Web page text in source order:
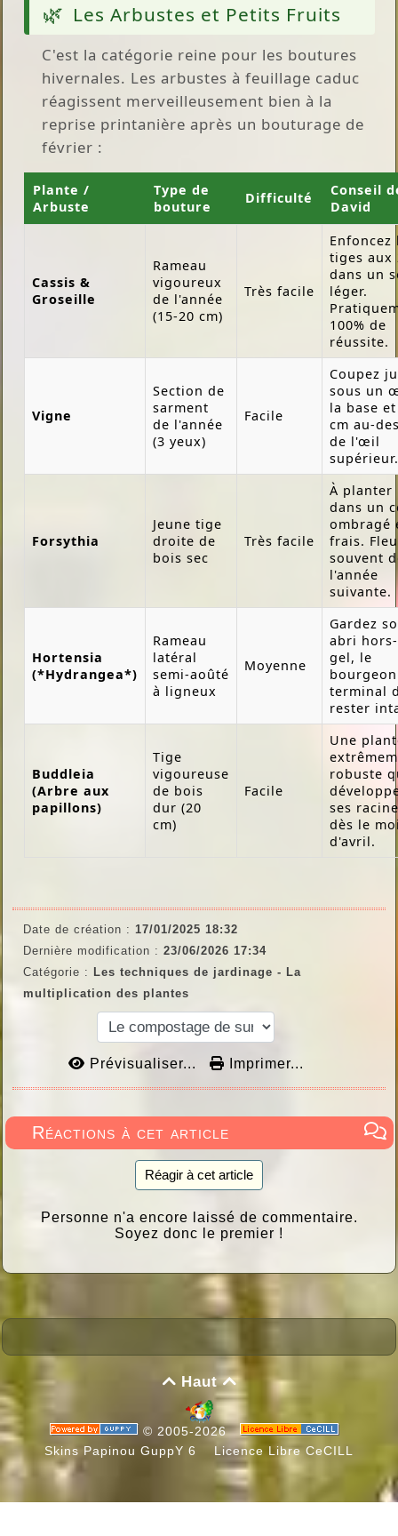
Les Arbustes et Petits Fruits
C'est la catégorie reine pour les boutures
hivernales. Les arbustes à feuillage caduc
réagissent merveilleusement bien à la
reprise printanière après un bouturage de
février :
Plante /
Arbuste
Type de
bouture
Difficulté
Conseil
David
Cassis &
Groseille
Rameau
vigoureux
de l'année
(15-20 cm)
Très facile
Enfoncez
tiges aux
dans un
léger.
100% de
réussite.
Vigne
Section de
sarment
de l'année
(3 yeux)
Facile
Coupez
sous un
la base
cm au-
de l'œil
supérieur.
Forsythia
Jeune tige
droite de
bois sec
Très facile
À planter
dans un
ombragé
frais.
souvent
l'année
suivante.
Hortensia
(*Hydrangea*)
Rameau
latéral
semi-aoûté
à ligneux
Moyenne
Gardez
abri hors-
gel, le
bourgeon
terminal
rester
Buddleia
(Arbre aux
papillons)
Tige
vigoureuse
de bois
dur (20
cm)
Facile
Une
robuste
ses
dès le
d'avril.
Date de création : 17/01/2025 18:32
Dernière modification : 23/06/2026 17:34
Catégorie : Les techniques de jardinage - La
multiplication des plantes
Prévisualiser... Imprimer...
Réactions à cet article
Réagir à cet article
Personne n'a encore laissé de commentaire.
Soyez donc le premier !
Haut
© 2005-2026
Skins Papinou GuppY 6
Licence Libre CeCILL